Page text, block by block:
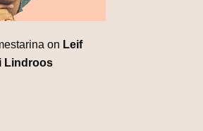
on Leif
Lindroos